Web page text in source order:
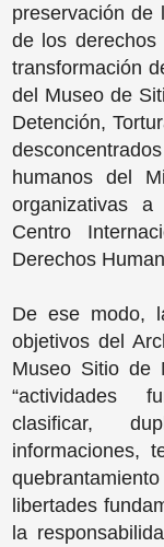
preservación de
de los
transformación
del Museo de
Detención,
humanos del
organizativas
Centro
Derechos
De ese modo,
objetivos del
Museo Sitio de
“actividades
clasificar,
informaciones,
libertades
la